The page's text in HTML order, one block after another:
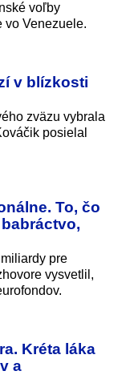
voľby
vo Venezuele.
v blízkosti
zväzu vybrala
posielal
To, čo
pre
vysvetlil,
Kréta láka
a